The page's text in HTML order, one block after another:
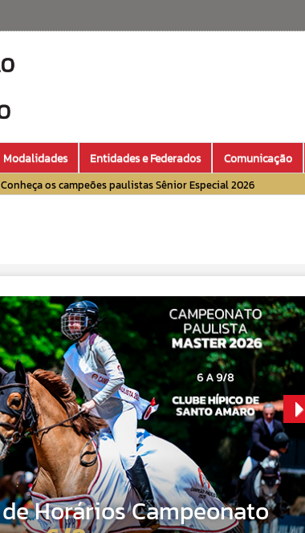
Modalidades Entidades e Federados Comunicação
Conheça os campeões paulistas Sênior Especial 2026
Notícia
07/08/2026
Next